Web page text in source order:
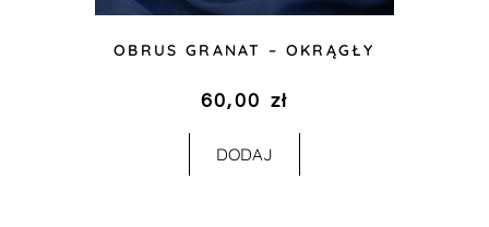
OBRUS GRANAT – OKRĄGŁY
60,00 zł
DODAJ